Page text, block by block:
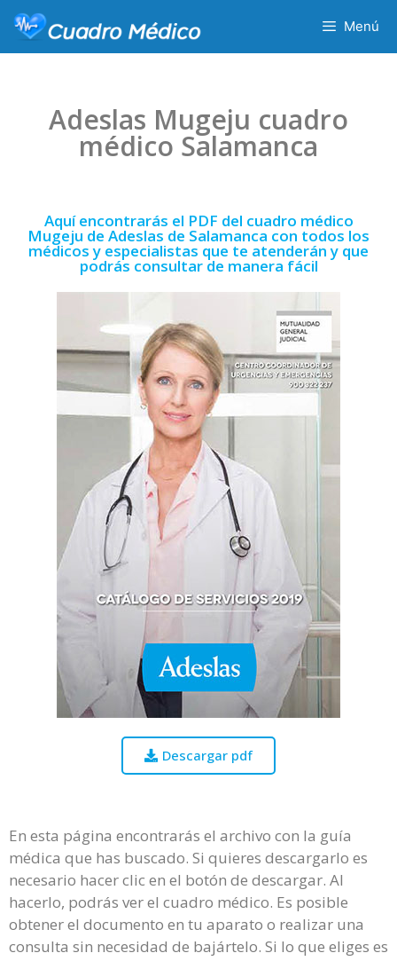
Menú
Adeslas Mugeju cuadro
médico Salamanca
Aquí encontrarás el PDF del cuadro médico
Mugeju de Adeslas de Salamanca con todos los
médicos y especialistas que te atenderán y que
podrás consultar de manera fácil
Descargar pdf
En esta página encontrarás el archivo con la guía
médica que has buscado. Si quieres descargarlo es
necesario hacer clic en el botón de descargar. Al
hacerlo, podrás ver el cuadro médico. Es posible
obtener el documento en tu aparato o realizar una
consulta sin necesidad de bajártelo. Si lo que eliges es